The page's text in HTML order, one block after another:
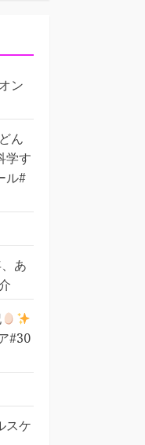
ン
ん
学す
ル#
あ
#30
ケ